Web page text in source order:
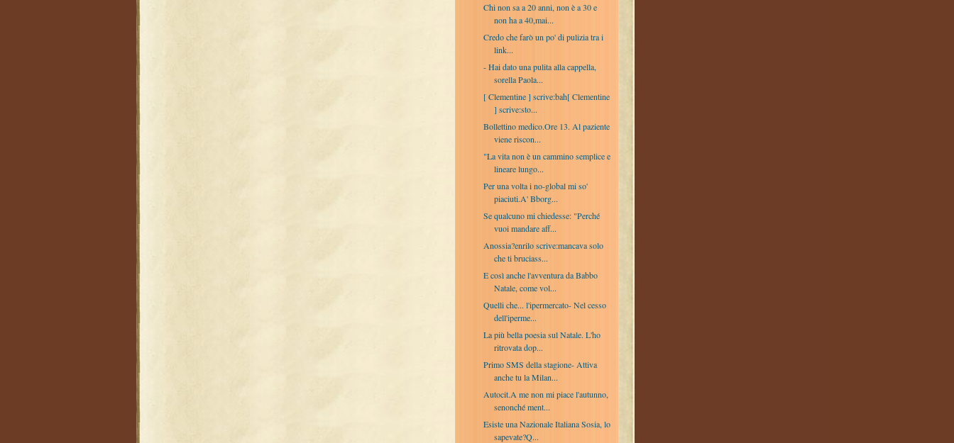
Chi non sa a 20 anni, non è a 30 e
non ha a 40,mai...
Credo che farò un po' di pulizia tra i
link...
- Hai dato una pulita alla cappella,
sorella Paola...
[ Clementine ] scrive:bah[ Clementine
] scrive:sto...
Bollettino medico.Ore 13. Al paziente
viene riscon...
"La vita non è un cammino semplice e
lineare lungo...
Per una volta i no-global mi so'
piaciuti.A' Bborg...
Se qualcuno mi chiedesse: "Perché
vuoi mandare aff...
Anossia?enrilo scrive:mancava solo
che ti bruciass...
E così anche l'avventura da Babbo
Natale, come vol...
Quelli che... l'ipermercato- Nel cesso
dell'iperme...
La più bella poesia sul Natale. L'ho
ritrovata dop...
Primo SMS della stagione- Attiva
anche tu la Milan...
Autocit.A me non mi piace l'autunno,
senonché ment...
Esiste una Nazionale Italiana Sosia, lo
sapevate?Q...